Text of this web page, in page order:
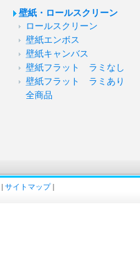
壁紙・ロールスクリーン
ロールスクリーン
壁紙エンボス
壁紙キャンバス
壁紙フラット ラミなし
壁紙フラット ラミあり
全商品
| サイトマップ|